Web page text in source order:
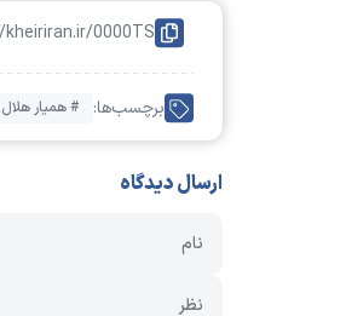
0000TS
برچسب‌ها: # همیار هلال
ارسال دیدگاه